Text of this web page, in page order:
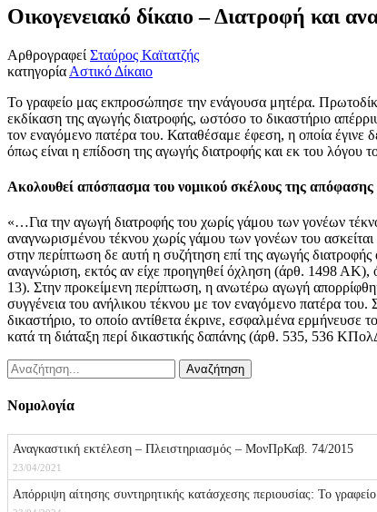
Οικογενειακό δίκαιο – Διατροφή
Αρθρογραφεί Σταύρος Καϊτατζής
κατηγορία Αστικό Δίκαιο
Το γραφείο μας εκπροσώπησε την ενάγουσα μητέρα.
εκδίκαση της αγωγής διατροφής, ωστόσο το δικαστήριο
τον εναγόμενο πατέρα του. Καταθέσαμε έφεση, η οποία έγινε
όπως είναι η επίδοση της αγωγής διατροφής και εκ του λόγου
Ακολουθεί απόσπασμα του νομικού σκέλους της απόφασης
«…Για την αγωγή διατροφής του χωρίς γάμου των γονέων
αναγνωρισμένου τέκνου χωρίς γάμου των γονέων του
στην περίπτωση δε αυτή η συζήτηση επί της αγωγής
αναγνώριση, εκτός αν είχε προηγηθεί όχληση (άρθ. 1498
13). Στην προκείμενη περίπτωση, η ανωτέρω αγωγή
συγγένεια του ανήλικου τέκνου με τον εναγόμενο πατέρα
δικαστήριο, το οποίο αντίθετα έκρινε, εσφαλμένα ερμήνευσε
κατά τη διάταξη περί δικαστικής δαπάνης (άρθ. 535, 536
Νομολογία
Αναγκαστική εκτέλεση – Πλειστηριασμός – ΜονΠρΚαβ. 74/2015
23/04/2021
Απόρριψη αίτησης συντηρητικής κατάσχεσης περιουσίας: Το